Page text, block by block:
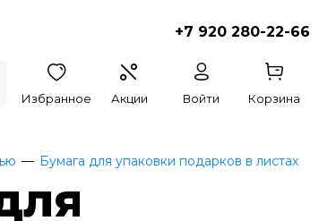
+7 920 280-22-66
Избранное Акции Войти Корзина
Бумага для упаковки подарков в листах